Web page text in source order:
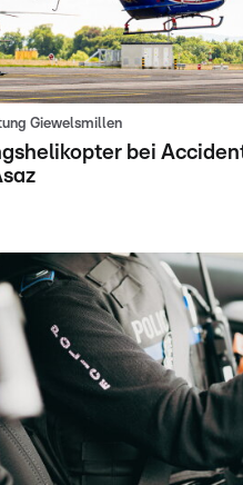
Giewelsmillen
bei